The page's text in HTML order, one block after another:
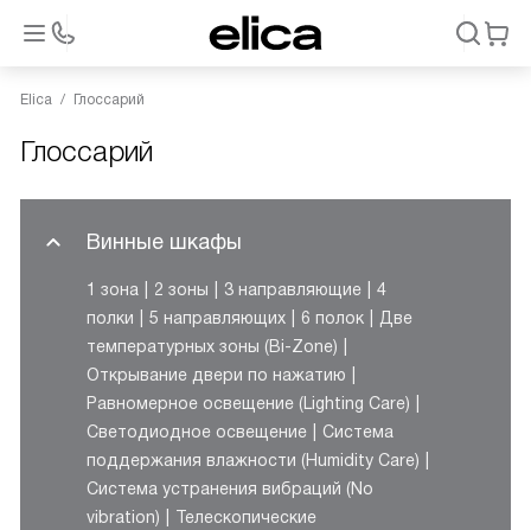
Elica Глоссарий
Глоссарий
Винные шкафы
1 зона 2 зоны 3 направляющие
4
полки
5 направляющих 6 полок
Две
температурных зоны (Bi-Zone)
Открывание двери по нажатию
Равномерное освещение (Lighting Care)
Светодиодное освещение
Система
поддержания влажности (Humidity Care)
Система устранения вибраций (No
vibration)
Телескопические